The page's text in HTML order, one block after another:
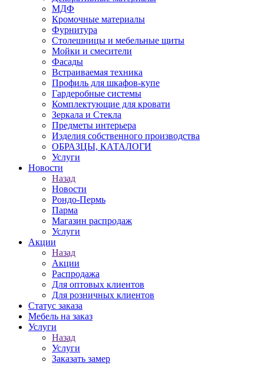
МДФ
Кромочные материалы
Фурнитура
Столешницы и мебельные щиты
Мойки и смесители
Фасады
Встраиваемая техника
Профиль для шкафов-купе
Гардеробные системы
Комплектующие для кровати
Зеркала и Стекла
Предметы интерьера
Изделия собственного производства
ОБРАЗЦЫ, КАТАЛОГИ
Услуги
Новости
Назад
Новости
Рондо-Пермь
Парма
Магазин распродаж
Услуги
Акции
Назад
Акции
Распродажа
Для оптовых клиентов
Для розничных клиентов
Статус заказа
Мебель на заказ
Услуги
Назад
Услуги
Заказать замер